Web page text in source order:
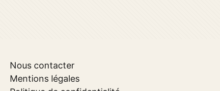
Nous contacter
Mentions légales